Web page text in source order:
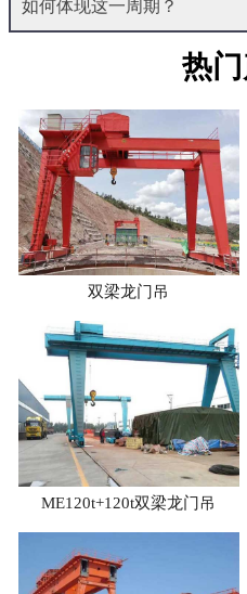
如何体现这一周期？
热
双梁龙门吊
ME120t+120t双梁龙门吊